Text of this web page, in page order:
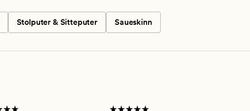
Stolputer & Sitteputer Saueskinn